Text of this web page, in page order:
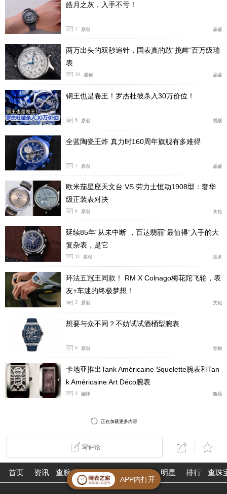
皓月之灰，入手不亏！
7 原创 品鉴
两万出头的双秒追针，国表真的敢“挑衅”百万级瑞
表
10 原创 品鉴
钢王也是卷王！罗杰杜彼杀入30万价位！
6 原创 视频
全蓝陶瓷王炸 真力时160周年旗舰有多难得
7 原创 品鉴
欧米茄星座天文台 VS 劳力士恒动1908型：奢华
级正装表对决
6 原创 文化
延续85年“从未中断”，百达翡丽“最值得”入手的大
复杂表，是它
11 原创 技术
环法五冠王同款！ RM X Colnago梅花陀飞轮，表
友+车迷的终极梦想！
3 原创 文化
想要与众不同？不妨试试酒桶型腕表
6 原创 导购
卡地亚推出Tank Américaine Squelette腕表和Tan
k Américaine Art Déco腕表
3 编译 新品
正在加载更多内容
写评论
首页 资讯 查腕表 论坛 作业 明星 排行 查珠
APP内打开